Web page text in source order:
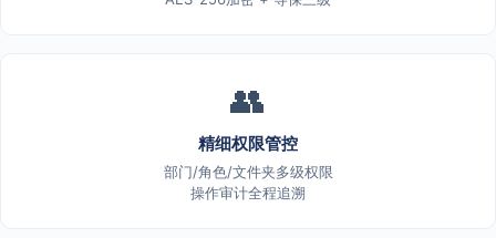
👥
精细权限管控
部门/角色/文件夹多级权限
操作审计全程追溯